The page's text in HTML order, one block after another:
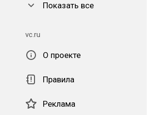
Показать все
vc.ru
О проекте
Правила
Реклама